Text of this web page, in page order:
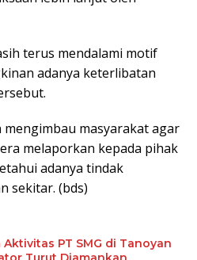
terus mendalami motif
adanya keterlibatan
mengimbau masyarakat agar
melaporkan kepada pihak
adanya tindak
sekitar. (bds)
PT SMG di Tanoyan